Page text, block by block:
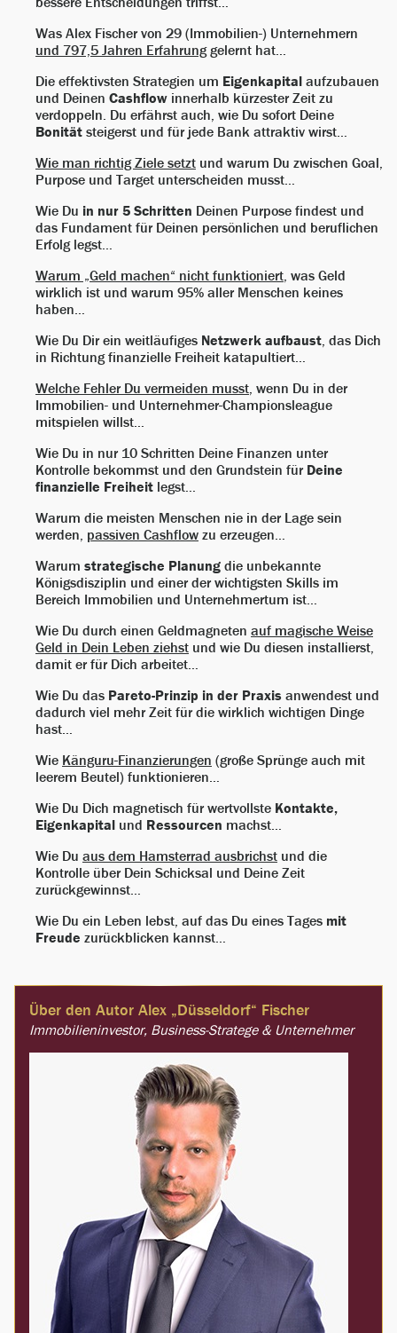
Was Alex Fischer von 29 (Immobilien-) Unternehmern
und 797,5 Jahren Erfahrunggelernt hat...
Die effektivsten Strategien um Eigenkapital aufzubauen
und Deinen Cashflow innerhalb kürzester Zeit zu
verdoppeln. Du erfährst auch, wie Du sofort Deine
Bonität steigerst und für jede Bank attraktiv wirst…
Wie man richtig Ziele setzt und warum Du zwischen Goal,
Purpose und Target unterscheiden musst…
Wie Du in nur 5 Schritten Deinen Purpose findest und
das Fundament für Deinen persönlichen und beruflichen
Erfolg legst…
Warum „Geld machen“ nicht funktioniert, was Geld
wirklich ist und warum 95% aller Menschen keines
haben…
Wie Du Dir ein weitläufiges Netzwerk aufbaust, das Dich
in Richtung finanzielle Freiheit katapultiert…
Welche Fehler Du vermeiden musst, wenn Du in der
Immobilien- und Unternehmer-Championsleague
mitspielen willst…
Wie Du in nur 10 Schritten Deine Finanzen unter
Kontrolle bekommst und den Grundstein für Deine
finanzielle Freiheit legst...
Warum die meisten Menschen nie in der Lage sein
werden, passiven Cashflow zu erzeugen…
Warum strategische Planung die unbekannte
Königsdisziplin und einer der wichtigsten Skills im
Bereich Immobilien und Unternehmertum ist…
Wie Du durch einen Geldmagneten auf magische Weise
Geld in Dein Leben ziehst und wie Du diesen installierst,
damit er für Dich arbeitet…
Wie Du das Pareto-Prinzip in der Praxis anwendest und
dadurch viel mehr Zeit für die wirklich wichtigen Dinge
hast…
Wie Känguru-Finanzierungen (große Sprünge auch mit
leerem Beutel) funktionieren…
Wie Du Dich magnetisch für wertvollste Kontakte,
Eigenkapital und Ressourcen machst…
Wie Du aus dem Hamsterrad ausbrichst und die
Kontrolle über Dein Schicksal und Deine Zeit
zurückgewinnst…
Wie Du ein Leben lebst, auf das Du eines Tages mit
Freude zurückblicken kannst…
Über den Autor Alex „Düsseldorf“ Fischer
Immobilieninvestor, Business-Stratege & Unternehmer